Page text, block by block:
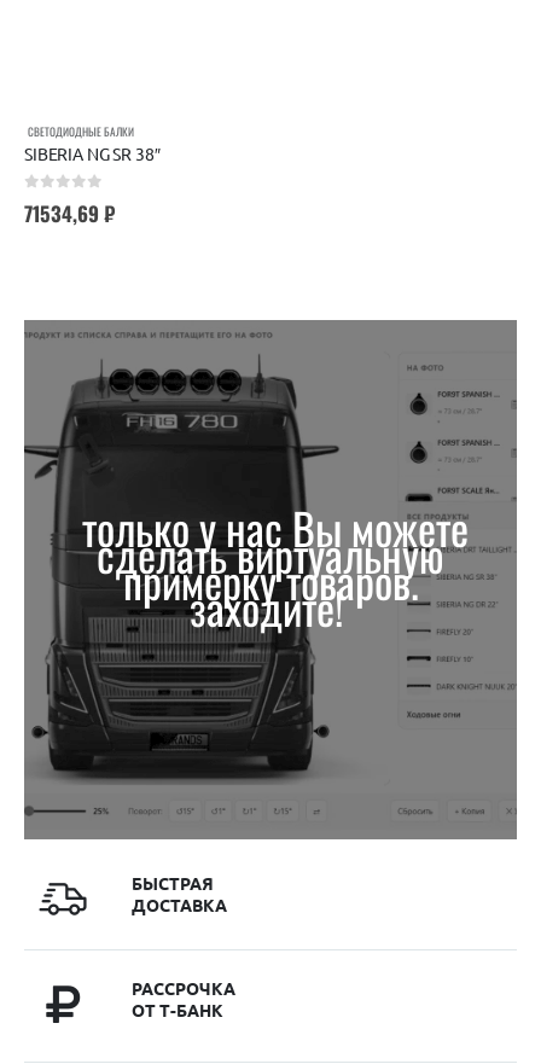
СВЕТОДИОДНЫЕ БАЛКИ
SIBERIA NG SR 38″
71534,69 ₽
только у нас Вы можете
сделать виртуальную
примерку товаров.
заходите!
БЫСТРАЯ
ДОСТАВКА
РАССРОЧКА
ОТ Т-БАНК